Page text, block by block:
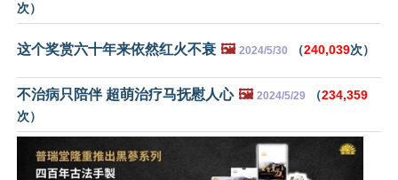
次）
这个奖赏六十年来依然红火不衰 🖼️ 2024/5/30 （240,039次）
不治病只陪伴 超萌治疗马抚慰人心 🖼️ 2024/5/29 （234,359
次）